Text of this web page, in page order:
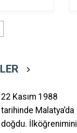
22 Kasım 1988
tarihinde Malatya’da
doğdu. İlköğrenimini